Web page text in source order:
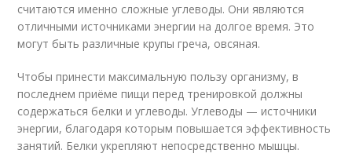
считаются именно сложные углеводы. Они являются
отличными источниками энергии на долгое время. Это
могут быть различные крупы греча, овсяная.
Чтобы принести максимальную пользу организму, в
последнем приёме пищи перед тренировкой должны
содержаться белки и углеводы. Углеводы — источники
энергии, благодаря которым повышается эффективность
занятий. Белки укрепляют непосредственно мышцы.